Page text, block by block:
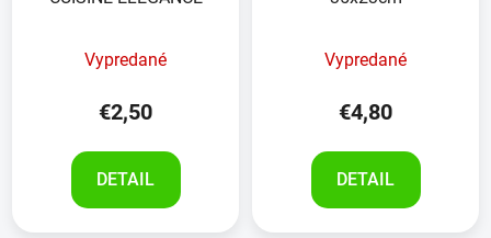
Vypredané
€2,50
DETAIL
Vypredané
€4,80
DETAIL